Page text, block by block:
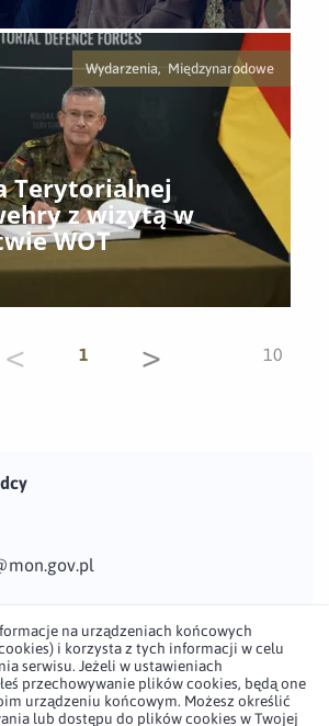
Wydarzenia, Międzynarodowe
Terytorialnej
z wizytą w
WOT
< 1 > 10
na urządzeniach końcowych
i korzysta z tych informacji w celu
serwisu. Jeżeli w ustawieniach
przechowywanie plików cookies, będą one
urządzeniu końcowym. Możesz określić
lub dostępu do plików cookies w Twojej